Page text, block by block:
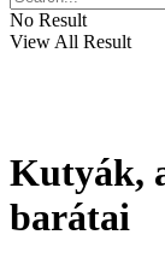
No Result
View All Result
Kutyák,
barátai